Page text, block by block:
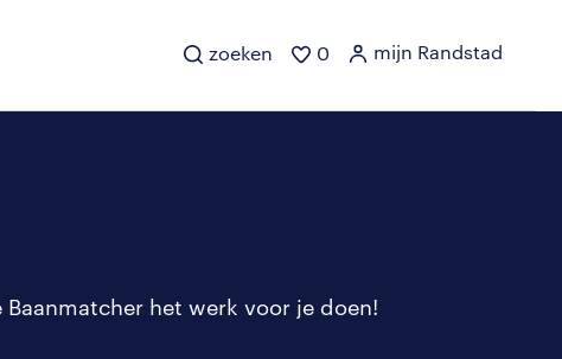
zoeken 0 mijn Randstad
het werk voor je doen!